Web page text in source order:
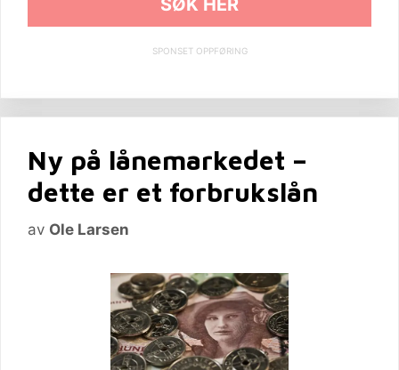
SØK HER
SPONSET OPPFØRING
Ny på lånemarkedet –
dette er et forbrukslån
av Ole Larsen